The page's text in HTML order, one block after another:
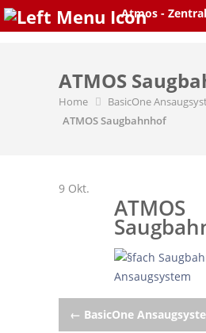
Skip
ATMOS
Home
BasicOne
ATMOS Saugbahnhof
9 Okt.
ATMOS
Post
← BasicOne
Atmos -